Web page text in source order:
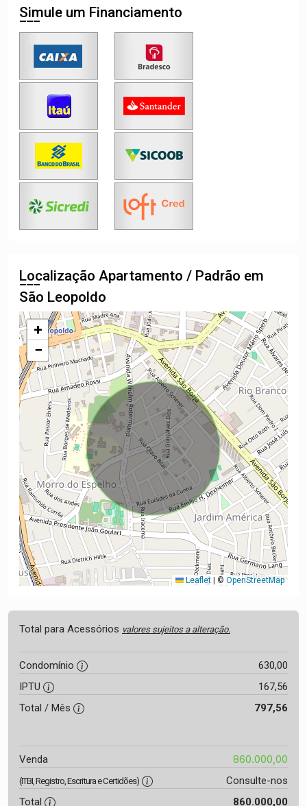
Simule um Financiamento
Localização Apartamento / Padrão em
São Leopoldo
+
−
Leaflet © OpenStreetMap
Total para Acessórios valores sujeitos a alteração.
Condomínio
630,00
IPTU
167,56
Total / Mês
797,56
Venda 860.000,00
(ITBI, Registro, Escritura e Certidões)
Consulte-nos
Total
860.000,00